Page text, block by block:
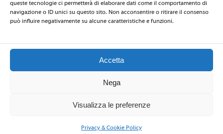
queste tecnologie ci permetterà di elaborare dati come il comportamento di
navigazione o ID unici su questo sito. Non acconsentire o ritirare il consenso
può influire negativamente su alcune caratteristiche e funzioni.
Accetta
Nega
Visualizza le preferenze
Privacy & Cookie Policy
LA SEGRETERIA DI NATI PER LA MUSICA È AFFIDATA AL CSB
Centro per la Salute delle Bambine e dei Bambini- via Nicolò de
Telefono: +39 040 3220447 - Fax: +39 040 306839